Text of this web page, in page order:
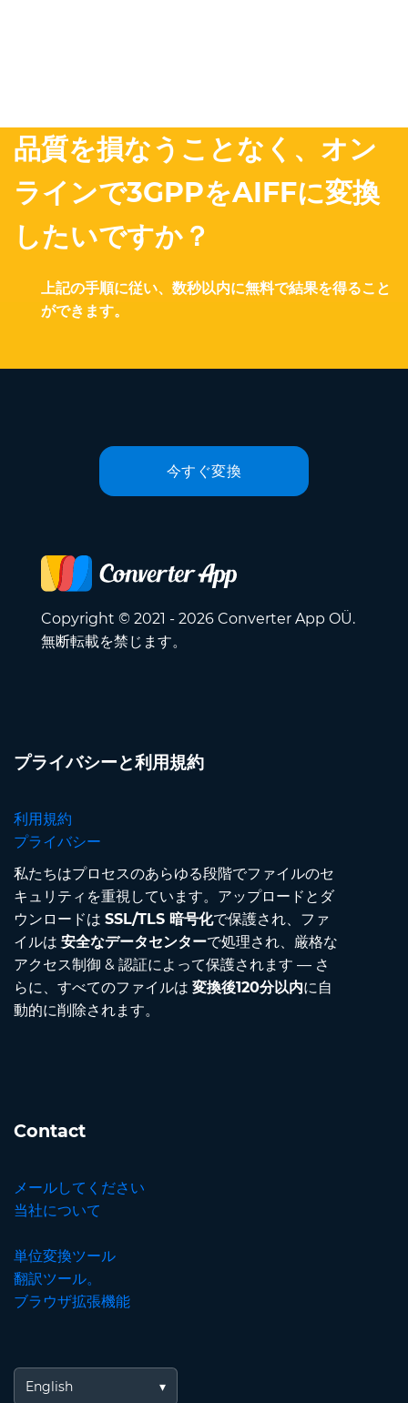
品質を損なうことなく、オン
ラインで3GPPをAIFFに変換
したいですか？
上記の手順に従い、数秒以内に無料で結果を得ること
ができます。
今すぐ変換
Copyright © 2021 - 2026 Converter App OÜ.
無断転載を禁じます。
プライバシーと利用規約
利用規約
プライバシー
私たちはプロセスのあらゆる段階でファイルのセ
キュリティを重視しています。アップロードとダ
ウンロードは SSL/TLS 暗号化で保護され、ファ
イルは 安全なデータセンターで処理され、厳格な
アクセス制御 & 認証によって保護されます — さ
らに、すべてのファイルは 変換後120分以内に自
動的に削除されます。
Contact
メールしてください
当社について
単位変換ツール
翻訳ツール。
ブラウザ拡張機能
English